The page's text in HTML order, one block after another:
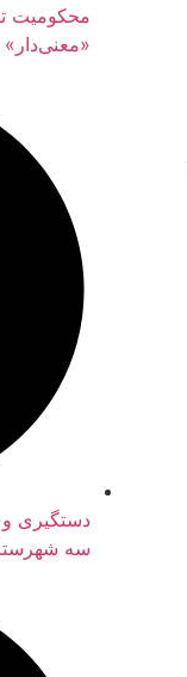
محکومیت
دستگیری و
سه